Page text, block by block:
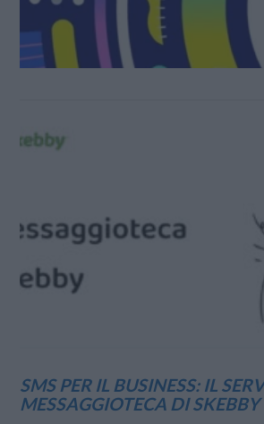
SMS PER IL BUSINESS: IL
MESSAGGIOTECA DI SKEBBY